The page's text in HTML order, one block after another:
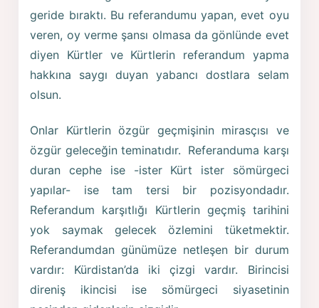
geride bıraktı. Bu referandumu yapan, evet oyu
veren, oy verme şansı olmasa da gönlünde evet
diyen Kürtler ve Kürtlerin referandum yapma
hakkına saygı duyan yabancı dostlara selam
olsun.
Onlar Kürtlerin özgür geçmişinin mirasçısı ve
özgür geleceğin teminatıdır. Referanduma karşı
duran cephe ise -ister Kürt ister sömürgeci
yapılar- ise tam tersi bir pozisyondadır.
Referandum karşıtlığı Kürtlerin geçmiş tarihini
yok saymak gelecek özlemini tüketmektir.
Referandumdan günümüze netleşen bir durum
vardır: Kürdistan’da iki çizgi vardır. Birincisi
direniş ikincisi ise sömürgeci siyasetinin